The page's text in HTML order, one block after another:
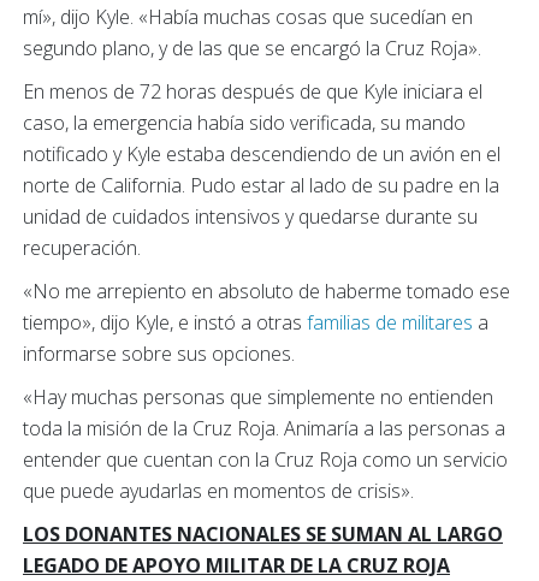
mí», dijo Kyle. «Había muchas cosas que sucedían en
segundo plano, y de las que se encargó la Cruz Roja».
En menos de 72 horas después de que Kyle iniciara el
caso, la emergencia había sido verificada, su mando
notificado y Kyle estaba descendiendo de un avión en el
norte de California. Pudo estar al lado de su padre en la
unidad de cuidados intensivos y quedarse durante su
recuperación.
«No me arrepiento en absoluto de haberme tomado ese
tiempo», dijo Kyle, e instó a otras familias de militares a
informarse sobre sus opciones.
«Hay muchas personas que simplemente no entienden
toda la misión de la Cruz Roja. Animaría a las personas a
entender que cuentan con la Cruz Roja como un servicio
que puede ayudarlas en momentos de crisis».
LOS DONANTES NACIONALES SE SUMAN AL LARGO
LEGADO DE APOYO MILITAR DE LA CRUZ ROJA